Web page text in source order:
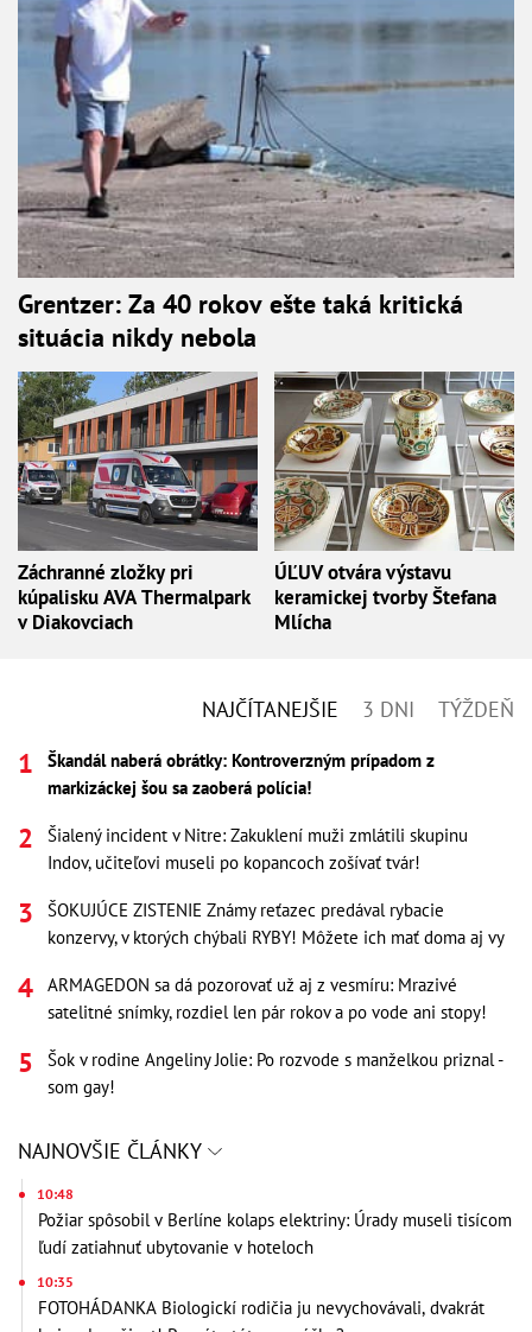
Grentzer: Za 40 rokov ešte taká kritická
situácia nikdy nebola
Záchranné zložky pri
kúpalisku AVA Thermalpark
v Diakovciach
ÚĽUV otvára výstavu
keramickej tvorby Štefana
Mlícha
NAJČÍTANEJŠIE 3 DNI TÝŽDEŇ
Škandál naberá obrátky: Kontroverzným prípadom z
markizáckej šou sa zaoberá polícia!
Šialený incident v Nitre: Zakuklení muži zmlátili skupinu
Indov, učiteľovi museli po kopancoch zošívať tvár!
ŠOKUJÚCE ZISTENIE Známy reťazec predával rybacie
konzervy, v ktorých chýbali RYBY! Môžete ich mať doma aj vy
ARMAGEDON sa dá pozorovať už aj z vesmíru: Mrazivé
satelitné snímky, rozdiel len pár rokov a po vode ani stopy!
Šok v rodine Angeliny Jolie: Po rozvode s manželkou priznal -
som gay!
NAJNOVŠIE ČLÁNKY
10:48
Požiar spôsobil v Berlíne kolaps elektriny: Úrady museli tisícom
ľudí zatiahnuť ubytovanie v hoteloch
10:35
FOTOHÁDANKA Biologickí rodičia ju nevychovávali, dvakrát